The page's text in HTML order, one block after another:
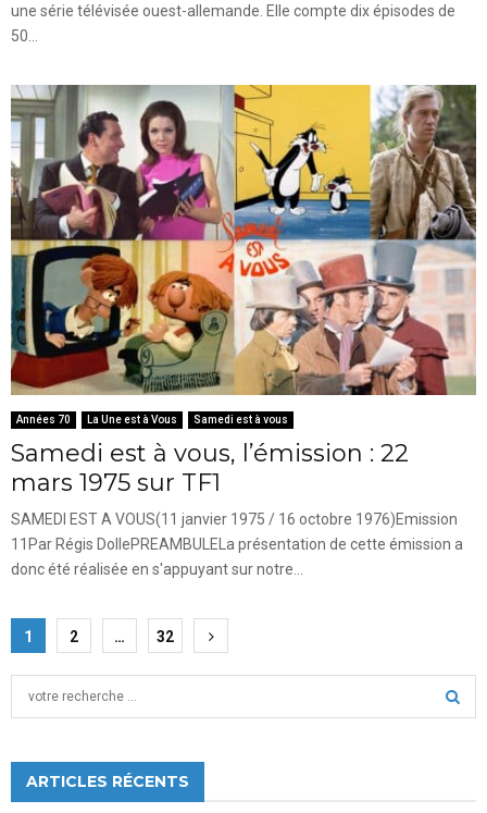
une série télévisée ouest-allemande. Elle compte dix épisodes de
50...
Années 70 La Une est à Vous Samedi est à vous
Samedi est à vous, l’émission : 22
mars 1975 sur TF1
SAMEDI EST A VOUS(11 janvier 1975 / 16 octobre 1976)Emission
11Par Régis DollePREAMBULELa présentation de cette émission a
donc été réalisée en s'appuyant sur notre...
Pagination
des
publications
1 2 … 32
h
ARTICLES RÉCENTS